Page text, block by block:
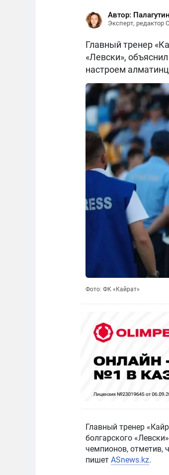
Автор:
Эксперт, редактор
Главный тренер
«Левски»,
настроем
Фото: ФК «Кайрат»
Главный тренер
болгарского
чемпионов, отметив,
пишет ASnews.kz.